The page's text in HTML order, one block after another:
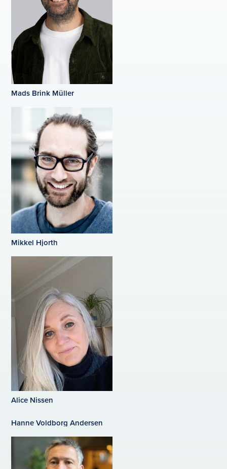
Mads Brink Müller
Mikkel Hjorth
Alice Nissen
Hanne Voldborg Andersen